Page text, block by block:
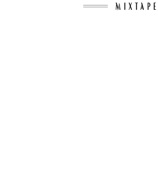
MIXTAPE